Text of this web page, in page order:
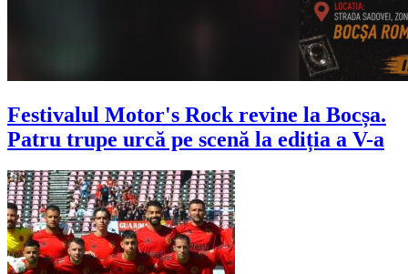
Festivalul Motor's Rock revine la Bocșa.
Patru trupe urcă pe scenă la ediția a V-a